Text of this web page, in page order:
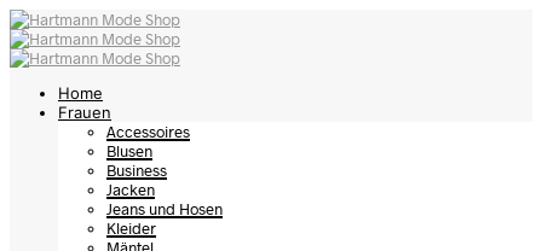
Home
Frauen
Accessoires
Blusen
Business
Jacken
Jeans und Hosen
Kleider